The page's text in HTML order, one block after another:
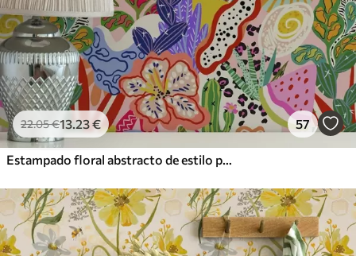
22.05€13.23€ 57
Estampado floral abstracto de estilo pop art